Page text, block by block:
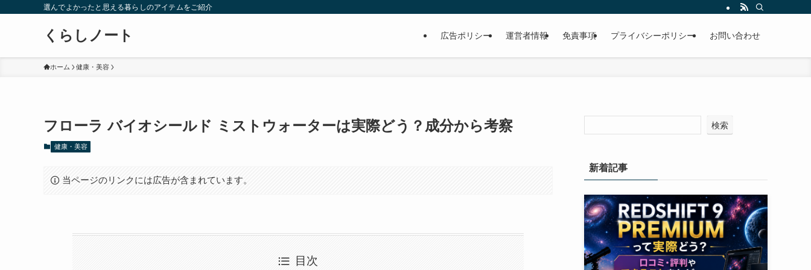
選んでよかったと思える暮らしのアイテムをご紹介
くらしノート 広告ポリシー 運営者情報 免責事項 プライバシーポリシー お問い合わせ
ホーム 健康・美容
フローラ バイオシールド ミストウォーターは実際どう？成分から考察
健康・美容
当ページのリンクには広告が含まれています。
目次
検索
新着記事